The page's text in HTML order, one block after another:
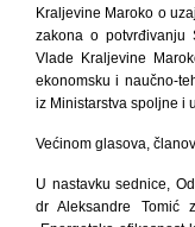
Kraljevine Maroko o
zakona o potvrđivanju
Vlade Kraljevine
ekonomsku i naučno-
iz Ministarstva spoljne i
Većinom glasova,
U nastavku sednice,
dr Aleksandre Tomić